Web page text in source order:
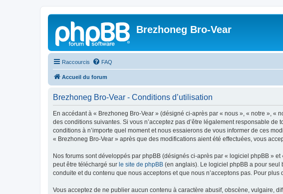
Brezhoneg Bro-Vear
Raccourcis FAQ
Accueil du forum
Brezhoneg Bro-Vear - Conditions d’utilisation
En accédant à « Brezhoneg Bro-Vear » (désigné ci-après par « nous », « notre », «
des conditions suivantes. Si vous n’acceptez pas d’être légalement responsable
conditions à n’importe quel moment et nous essaierons de vous informer de ces
« Brezhoneg Bro-Vear » après que des modifications aient été effectuées, vous
Nos forums sont développés par phpBB (désignés ci-après par « logiciel phpBB »
peut être téléchargé sur le site de phpBB (en anglais). Le logiciel phpBB a pour seul
conduite et du contenu que nous acceptons et que nous n’acceptons pas. Pour
Vous acceptez de ne publier aucun contenu à caractère abusif, obscène, vulgaire,